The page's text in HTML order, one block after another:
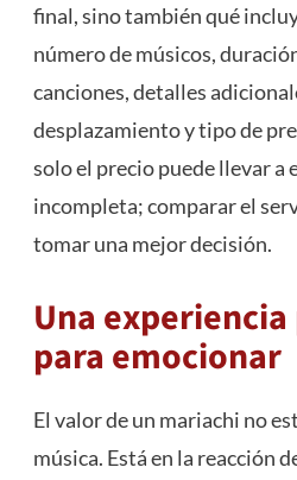
final, sino también qué
número de músicos,
canciones, detalles
desplazamiento y tipo de
solo el precio puede llevar a
incompleta; comparar el
tomar una mejor decisión.
Una experiencia
para emocionar
El valor de un mariachi no
música. Está en la reacción